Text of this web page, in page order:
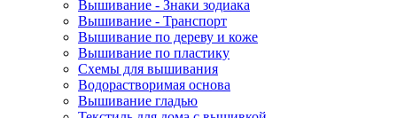
Вышивание - Знаки зодиака
Вышивание - Транспорт
Вышивание по дереву и коже
Вышивание по пластику
Схемы для вышивания
Водорастворимая основа
Вышивание гладью